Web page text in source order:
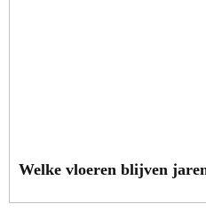
Welke vloeren blijven